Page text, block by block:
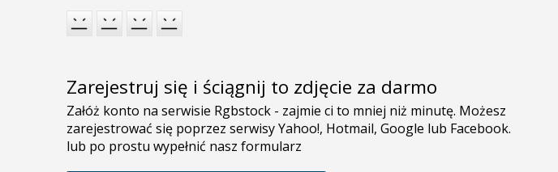
Zarejestruj się i ściągnij to zdjęcie za darmo